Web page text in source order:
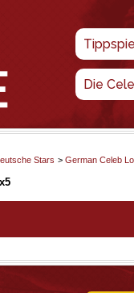
Die
Stars > German Celeb